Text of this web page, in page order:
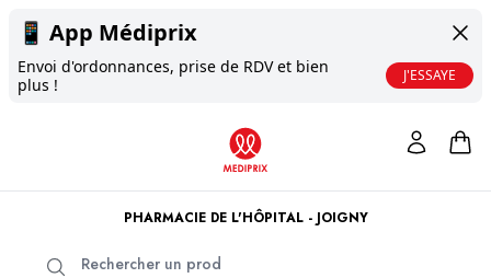
📱 App Médiprix
Envoi d'ordonnances, prise de RDV et bien
plus !
J'ESSAYE
PHARMACIE DE L'HÔPITAL - JOIGNY